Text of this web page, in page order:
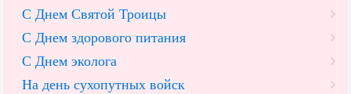
С Днем Святой Троицы
С Днем здорового питания
С Днем эколога
На день сухопутных войск